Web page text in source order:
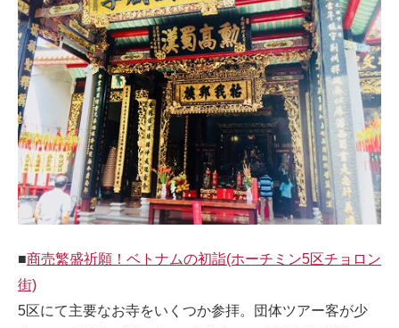
■商売繁盛祈願！ベトナムの初詣(ホーチミン5区チョロン
街)
5区にて主要なお寺をいくつか参拝。団体ツアー客が少